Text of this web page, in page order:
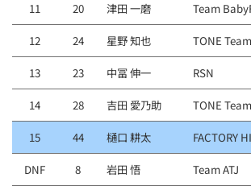
11 20 津田 一磨 Team
12 24 星野 知也 TONE
13 23 中冨 伸一 RSN
14 28 吉田 愛乃助 TONE
15 44 樋口 耕太 FACTORY
DNF 8 岩田 悟 Team ATJ